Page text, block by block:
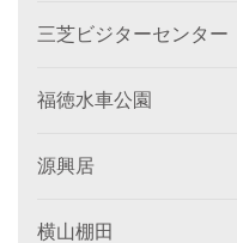
三芝ビジターセンター
福徳水車公園
源興居
横山棚田